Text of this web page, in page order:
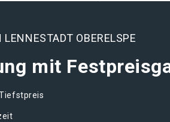
LENNESTADT OBERELSPE
mit